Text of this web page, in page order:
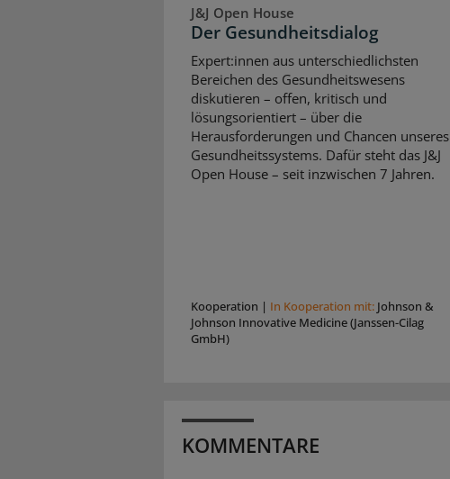
J&J Open House
Der Gesundheitsdialog
Expert:innen aus unterschiedlichsten
Bereichen des Gesundheitswesens
diskutieren – offen, kritisch und
lösungsorientiert – über die
Herausforderungen und Chancen unseres
Gesundheitssystems. Dafür steht das J&J
Open House – seit inzwischen 7 Jahren.
Kooperation | In Kooperation mit: Johnson &
Johnson Innovative Medicine (Janssen-Cilag
GmbH)
KOMMENTARE